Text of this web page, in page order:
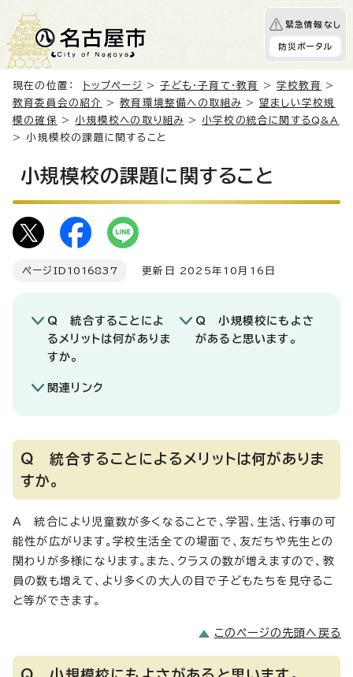
緊急情報なし
防災ポータル
現在の位置： トップページ >子ども・子育て・教育 >学校教育
>
教育委員会の紹介
>教育環境整備への取組み >望ましい学校規
模の確保 >小規模校への取り組み >小学校の統合に関するQ&A
> 小規模校の課題に関すること
小規模校の課題に関すること
ページID 1016837 更新日 2025年10月16日
Q 統合することによ
るメリットは何がありま
すか。
Q 小規模校にもよさ
があると思います。
関連リンク
Q 統合することによるメリットは何がありま
すか。
A 統合により児童数が多くなることで、学習、生活、行事の可
能性が広がります。学校生活全ての場面で、友だちや先生との
関わりが多様になります。また、クラスの数が増えますので、教
員の数も増えて、より多くの大人の目で子どもたちを見守るこ
と等ができます。
このページの先頭へ戻る